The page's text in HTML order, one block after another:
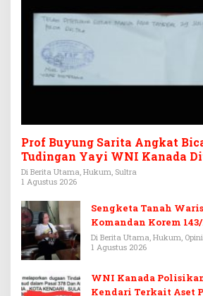
Prof Buyung Sarita Angkat
Tudingan Yayi WNI Kanada
Rp3,6 Miliar
Di Berita Utama, Hukum, Sultra
1 Agustus 2026
Sengketa Tanah
Komandan Korem
Warisan Menjadi
Di Berita Utama, Hukum, Opini
1 Agustus 2026
WNI Kanada
Kendari Terkait Aset